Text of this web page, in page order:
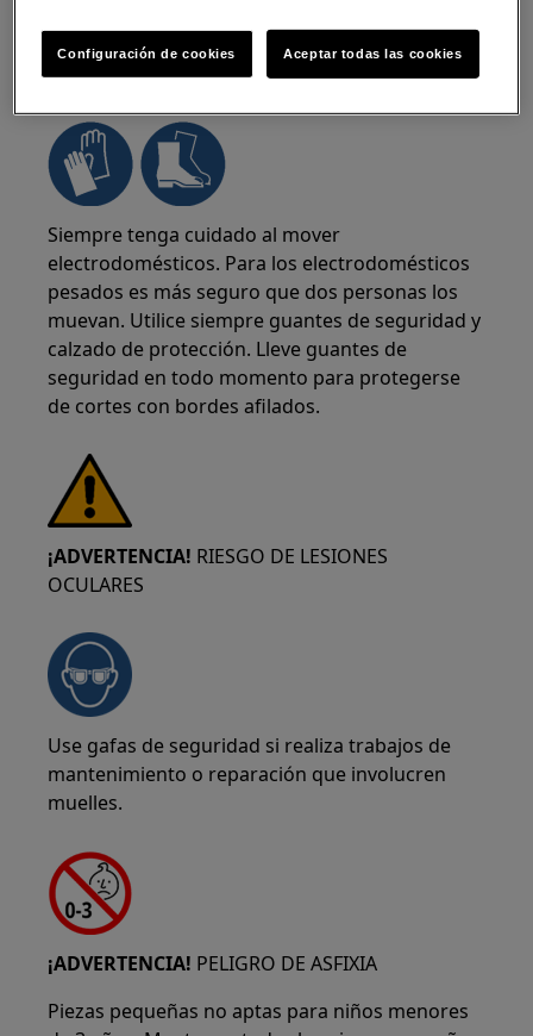
¡ADVERTENCIA!RIESGO DE LESIÓN
Siempre tenga cuidado al mover
electrodomésticos. Para los electrodomésticos
pesados es más seguro que dos personas los
muevan. Utilice siempre guantes de seguridad y
calzado de protección. Lleve guantes de
seguridad en todo momento para protegerse
de cortes con bordes afilados.
¡ADVERTENCIA! RIESGO DE LESIONES
OCULARES
Use gafas de seguridad si realiza trabajos de
mantenimiento o reparación que involucren
muelles.
¡ADVERTENCIA! PELIGRO DE ASFIXIA
Piezas pequeñas no aptas para niños menores
Configuración de cookies Aceptar todas las cookies